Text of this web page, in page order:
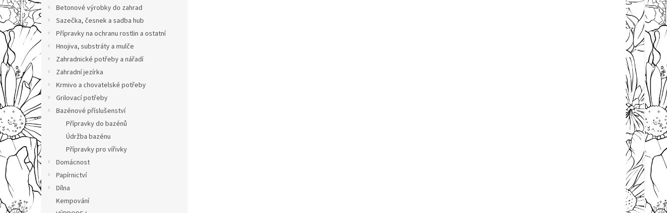
n
e
l
Betonové výrobky do zahrad
Sazečka, česnek a sadba hub
Přípravky na ochranu rostlin a ostatní
Hnojiva, substráty a mulče
Zahradnické potřeby a nářadí
Zahradní jezírka
Krmivo a chovatelské potřeby
Grilovací potřeby
Bazénové příslušenství
Přípravky do bazénů
Údržba bazénu
Přípravky pro vířivky
Domácnost
Papírnictví
Dílna
Kempování